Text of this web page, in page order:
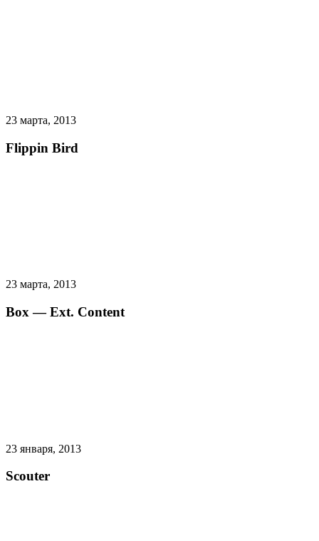
23 марта, 2013
Flippin Bird
23 марта, 2013
Box — Ext. Content
23 января, 2013
Scouter